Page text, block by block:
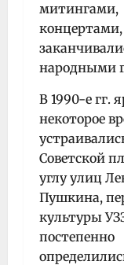
митингами,
концертами,
народными
В 1990-е гг.
некоторое
Советской
углу улиц
Пушкина,
культуры
постепенно